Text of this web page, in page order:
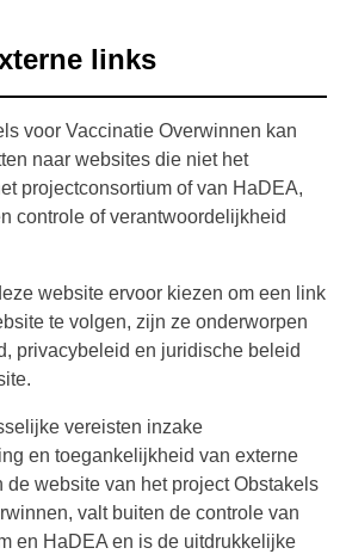
links
voor Vaccinatie Overwinnen kan
naar websites die niet het
projectconsortium of van HaDEA,
controle of verantwoordelijkheid
website ervoor kiezen om een link
te volgen, zijn ze onderworpen
privacybeleid en juridische beleid
vereisten inzake
en toegankelijkheid van externe
de website van het project Obstakels
valt buiten de controle van
en HaDEA en is de uitdrukkelijke